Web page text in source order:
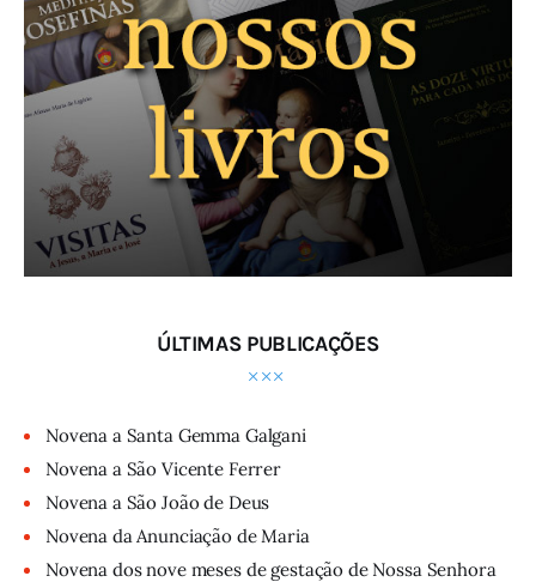
ÚLTIMAS PUBLICAÇÕES
Novena a Santa Gemma Galgani
Novena a São Vicente Ferrer
Novena a São João de Deus
Novena da Anunciação de Maria
Novena dos nove meses de gestação de Nossa Senhora